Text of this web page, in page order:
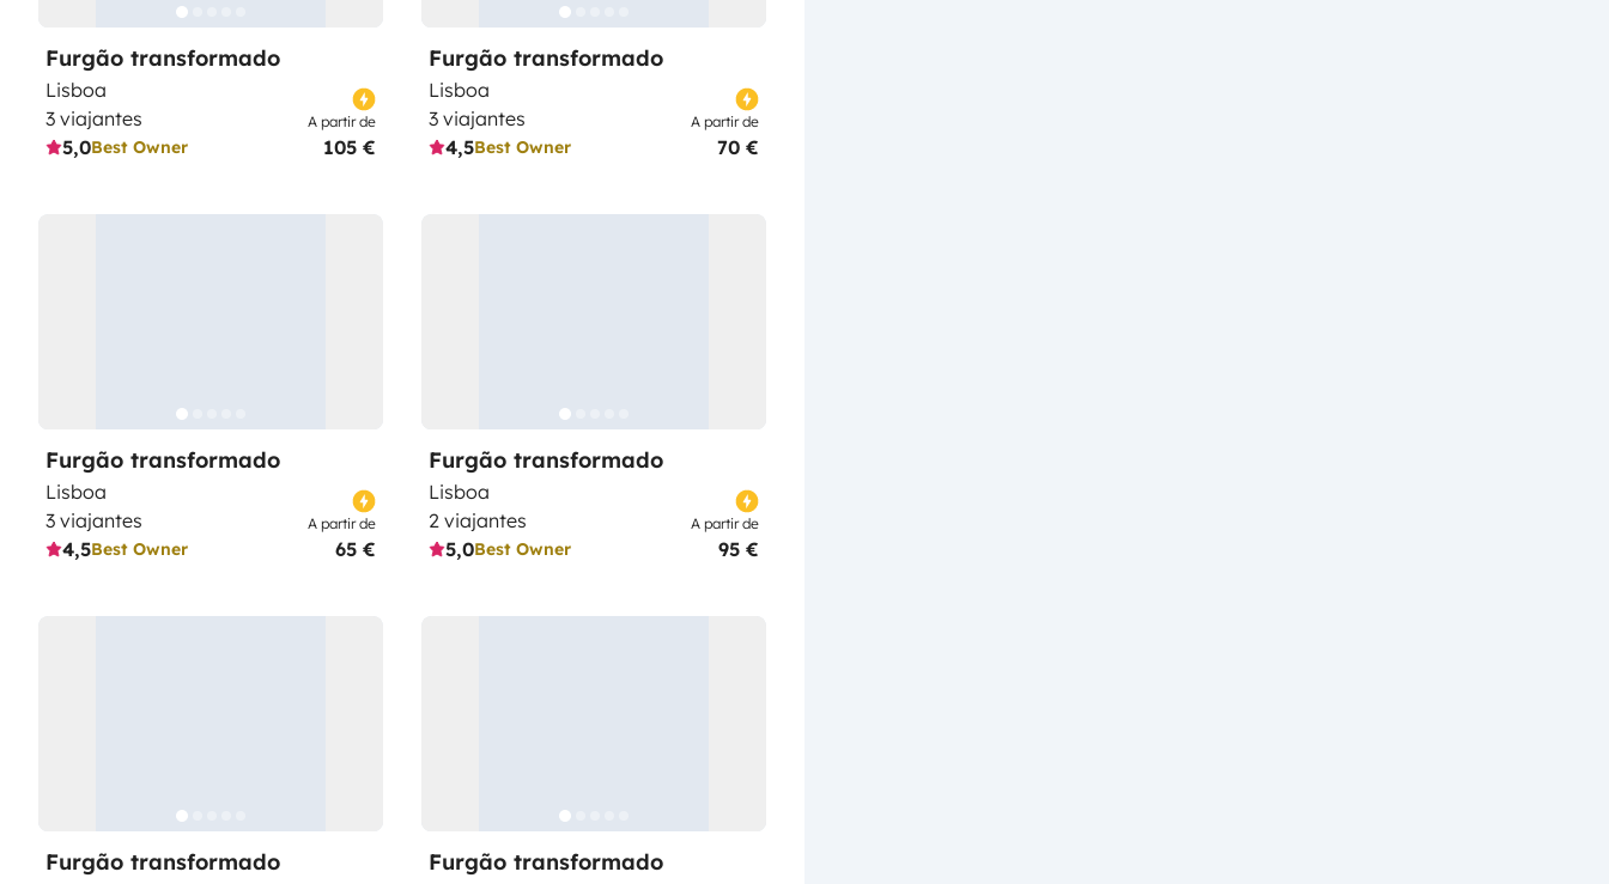
Furgão transformado
Lisboa
3 viajantes
5,0Best Owner
A partir de
105 €
Furgão transformado
Lisboa
3 viajantes
4,5Best Owner
A partir de
70 €
Furgão transformado
Lisboa
3 viajantes
4,5Best Owner
A partir de
65 €
Furgão transformado
Lisboa
2 viajantes
5,0Best Owner
A partir de
95 €
Furgão transformado Furgão transformado